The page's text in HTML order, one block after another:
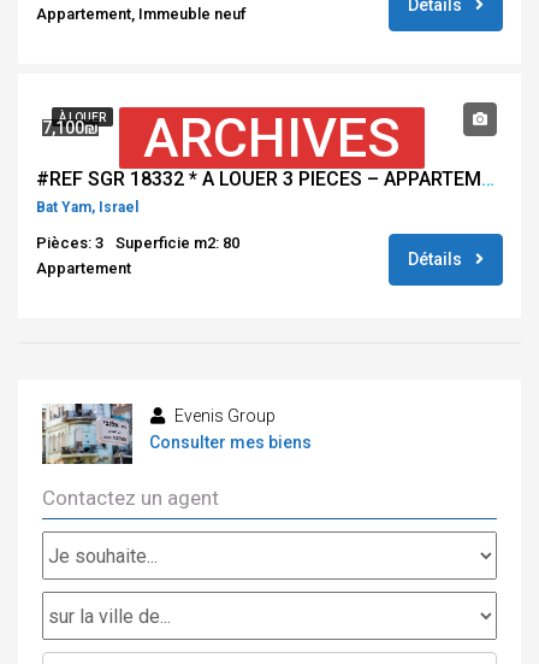
Appartement, Immeuble neuf Détails
À LOUER ARCHIVES
7,100₪
#REF SGR 18332 * A LOUER 3 PIECES – APPARTEMENT NEUF – IMMEUBLE DE STANDING – BAT YAM **
Bat Yam, Israel
Pièces: 3
Superficie m2: 80
Appartement
Détails
Evenis Group
Consulter mes biens
Contactez un agent